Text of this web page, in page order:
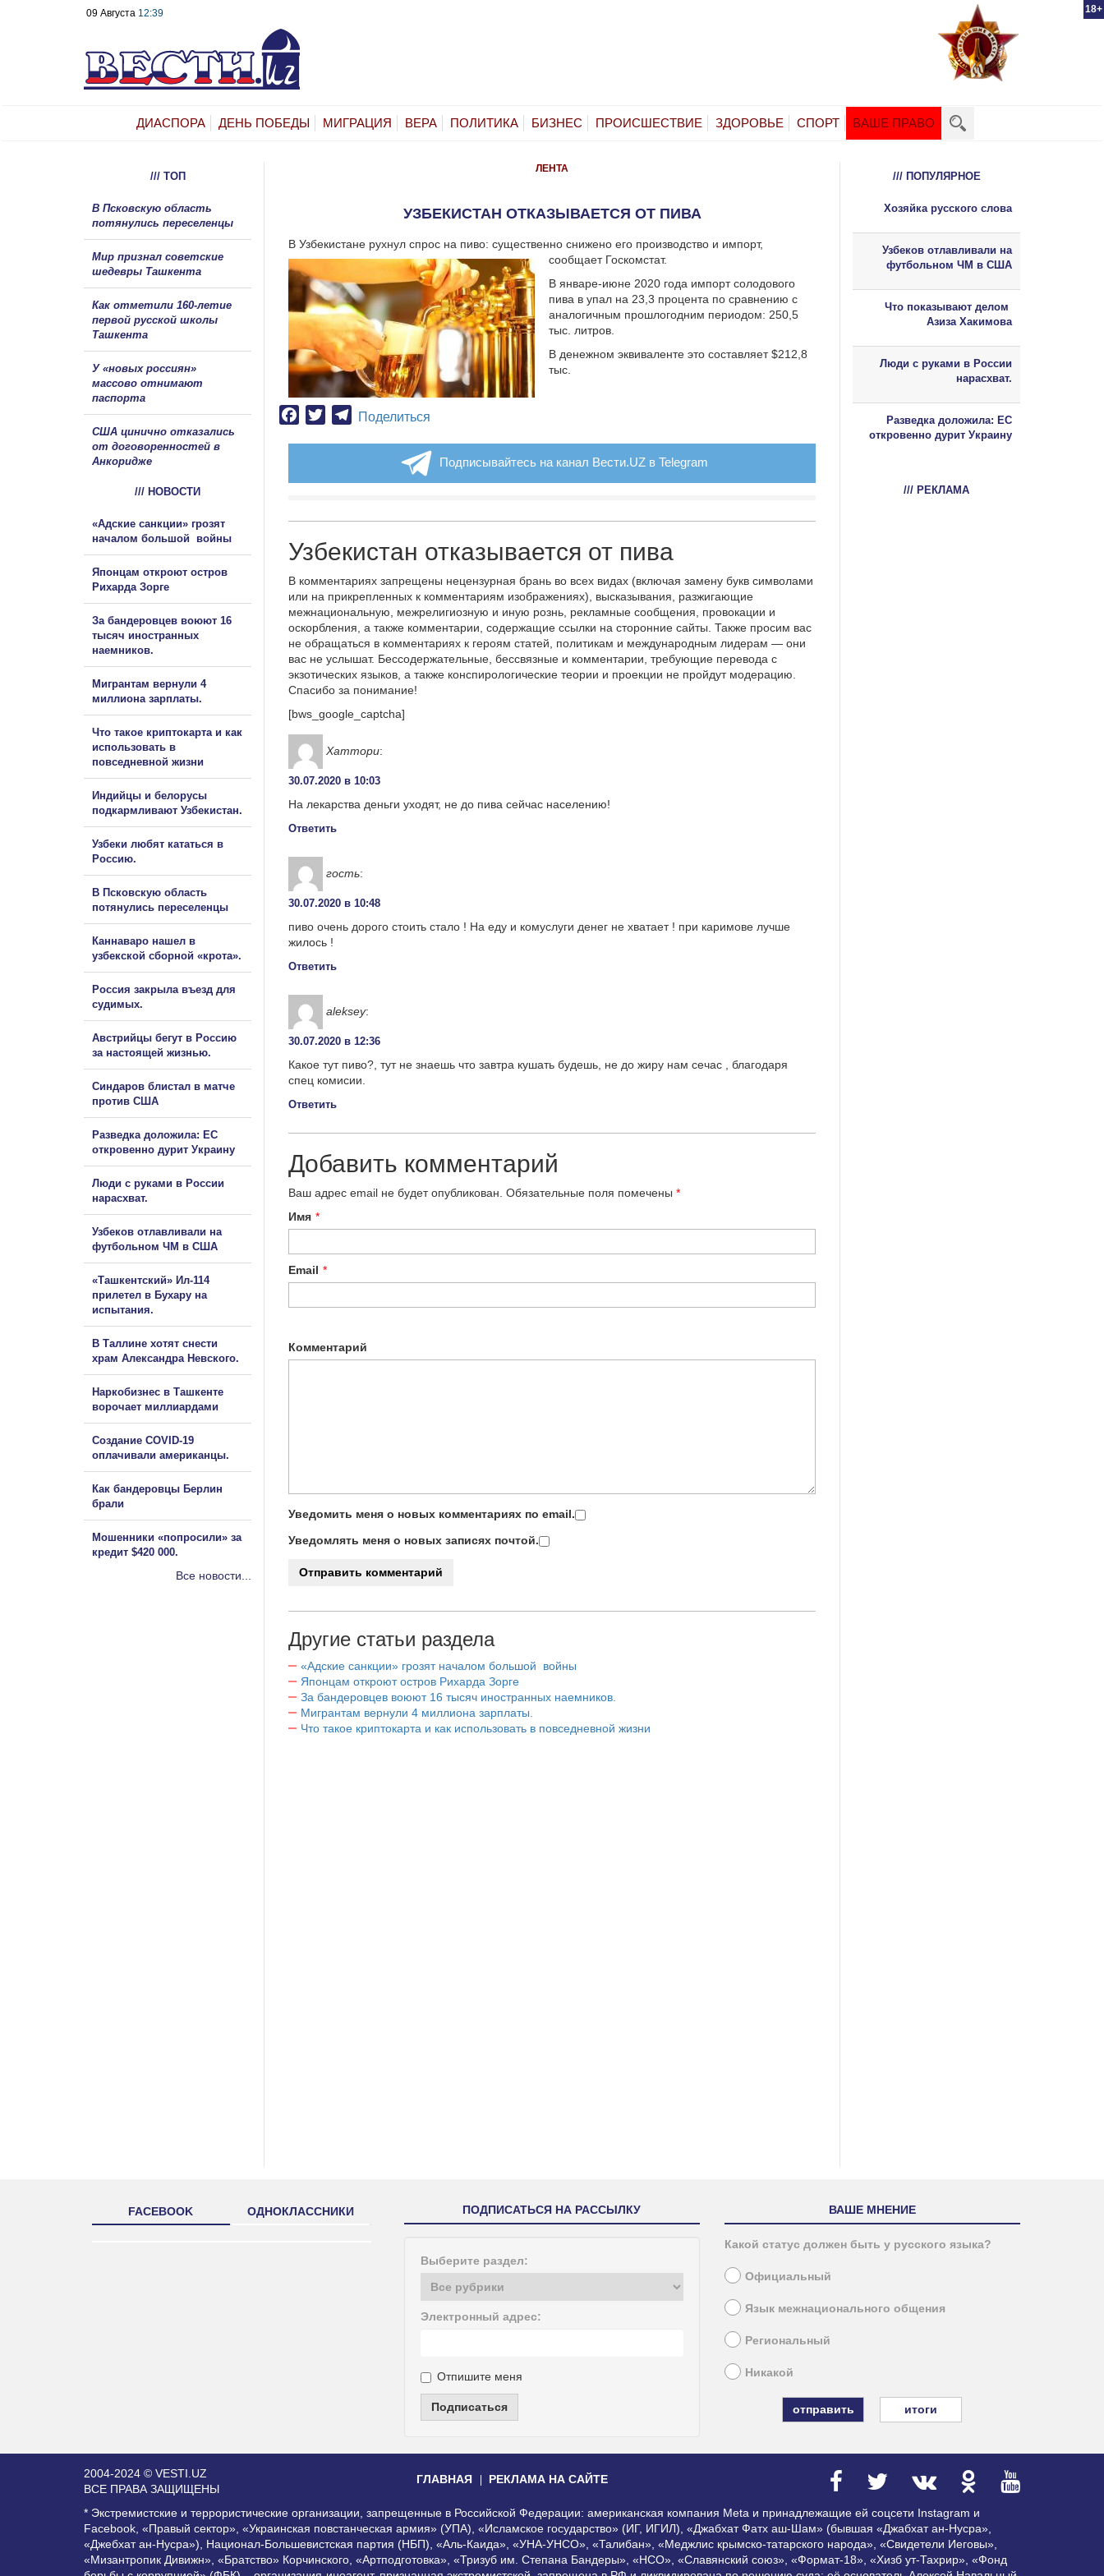
18+
09 Августа 12:39
ДИАСПОРА ДЕНЬ ПОБЕДЫ МИГРАЦИЯ ВЕРА ПОЛИТИКА БИЗНЕС ПРОИСШЕСТВИЕ ЗДОРОВЬЕ СПОРТ ВАШЕ ПРАВО
ЛЕНТА
УЗБЕКИСТАН ОТКАЗЫВАЕТСЯ ОТ ПИВА
В Узбекистане рухнул спрос на пиво: существенно снижено его производство и импорт,
сообщает Госкомстат.
В январе-июне 2020 года импорт солодового
пива в упал на 23,3 процента по сравнению с
аналогичным прошлогодним периодом: 250,5
тыс. литров.
В денежном эквиваленте это составляет $212,8
тыс.
Facebook
TwitterTelegram
Поделиться
Подписывайтесь на канал Вести.UZ в Telegram
Узбекистан отказывается от пива
В комментариях запрещены нецензурная брань во всех видах (включая замену букв символами
или на прикрепленных к комментариям изображениях), высказывания, разжигающие
межнациональную, межрелигиозную и иную рознь, рекламные сообщения, провокации и
оскорбления, а также комментарии, содержащие ссылки на сторонние сайты. Также просим вас
не обращаться в комментариях к героям статей, политикам и международным лидерам — они
вас не услышат. Бессодержательные, бессвязные и комментарии, требующие перевода с
экзотических языков, а также конспирологические теории и проекции не пройдут модерацию.
Спасибо за понимание!
[bws_google_captcha]
Хаттори:
30.07.2020 в 10:03
На лекарства деньги уходят, не до пива сейчас населению!
Ответить
гость:
30.07.2020 в 10:48
пиво очень дорого стоить стало ! На еду и комуслуги денег не хватает ! при каримове лучше
жилось !
Ответить
aleksey:
30.07.2020 в 12:36
Какое тут пиво?, тут не знаешь что завтра кушать будешь, не до жиру нам сечас , благодаря
спец комисии.
Ответить
Добавить комментарий
Ваш адрес email не будет опубликован. Обязательные поля помечены *
Имя *
Email *
Комментарий
Уведомить меня о новых комментариях по email.
Уведомлять меня о новых записях почтой.
Другие статьи раздела
«Адские санкции» грозят началом большой войны
Японцам откроют остров Рихарда Зорге
За бандеровцев воюют 16 тысяч иностранных наемников.
Мигрантам вернули 4 миллиона зарплаты.
Что такое криптокарта и как использовать в повседневной жизни
/// ТОП
В Псковскую область
потянулись переселенцы
Мир признал советские
шедевры Ташкента
Как отметили 160-летие
первой русской школы
Ташкента
У «новых россиян»
массово отнимают
паспорта
США цинично отказались
от договоренностей в
Анкоридже
/// НОВОСТИ
«Адские санкции» грозят
началом большой войны
Японцам откроют остров
Рихарда Зорге
За бандеровцев воюют 16
тысяч иностранных
наемников.
Мигрантам вернули 4
миллиона зарплаты.
Что такое криптокарта и как
использовать в
повседневной жизни
Индийцы и белорусы
подкармливают Узбекистан.
Узбеки любят кататься в
Россию.
В Псковскую область
потянулись переселенцы
Каннаваро нашел в
узбекской сборной «крота».
Россия закрыла въезд для
судимых.
Австрийцы бегут в Россию
за настоящей жизнью.
Синдаров блистал в матче
против США
Разведка доложила: ЕС
откровенно дурит Украину
Люди с руками в России
нарасхват.
Узбеков отлавливали на
футбольном ЧМ в США
«Ташкентский» Ил-114
прилетел в Бухару на
испытания.
В Таллине хотят снести
храм Александра Невского.
Наркобизнес в Ташкенте
ворочает миллиардами
Создание COVID-19
оплачивали американцы.
Как бандеровцы Берлин
брали
Мошенники «попросили» за
кредит $420 000.
Все новости...
/// ПОПУЛЯРНОЕ
Хозяйка русского слова
Узбеков отлавливали на
футбольном ЧМ в США
Что показывают делом
Азиза Хакимова
Люди с руками в России
нарасхват.
Разведка доложила: ЕС
откровенно дурит Украину
/// РЕКЛАМА
FACEBOOK ОДНОКЛАССНИКИ ПОДПИСАТЬСЯ НА РАССЫЛКУ
Выберите раздел:
Электронный адрес:
Отпишите меня
Подписаться
ВАШЕ МНЕНИЕ
Какой статус должен быть у русского языка?
Официальный
Язык межнационального общения
Региональный
Никакой
итоги
2004-2024 © VESTI.UZ
ВСЕ ПРАВА ЗАЩИЩЕНЫ
ГЛАВНАЯ РЕКЛАМА НА САЙТЕ
* Экстремистские и террористические организации, запрещенные в Российской Федерации: американская компания Meta и принадлежащие ей соцсети Instagram и
Facebook, «Правый сектор», «Украинская повстанческая армия» (УПА), «Исламское государство» (ИГ, ИГИЛ), «Джабхат Фатх аш-Шам» (бывшая «Джабхат ан-Нусра»,
«Джебхат ан-Нусра»), Национал-Большевистская партия (НБП), «Аль-Каида», «УНА-УНСО», «Талибан», «Меджлис крымско-татарского народа», «Свидетели Иеговы»,
«Мизантропик Дивижн», «Братство» Корчинского, «Артподготовка», «Тризуб им. Степана Бандеры», «НСО», «Славянский союз», «Формат-18», «Хизб ут-Тахрир», «Фонд